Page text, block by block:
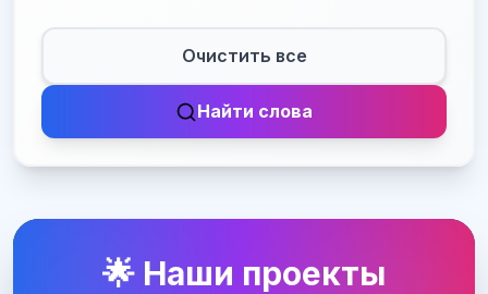
Очистить все
Найти слова
🌟 Наши проекты